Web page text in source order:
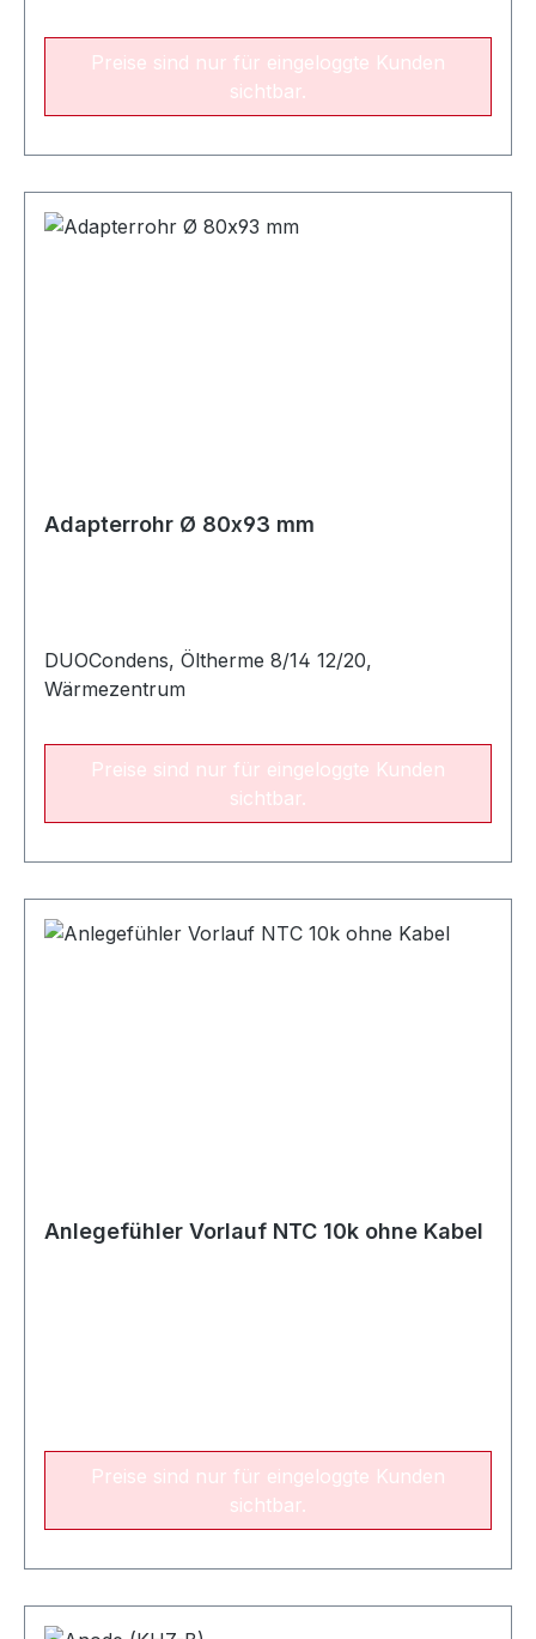
Preise sind nur für eingeloggte Kunden
sichtbar.
Adapterrohr Ø 80x93 mm
DUOCondens, Öltherme 8/14 12/20,
Wärmezentrum
Preise sind nur für eingeloggte Kunden
sichtbar.
Anlegefühler Vorlauf NTC 10k ohne Kabel
Preise sind nur für eingeloggte Kunden
sichtbar.